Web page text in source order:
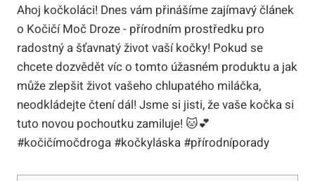
Ahoj kočkoláci! Dnes ⁤vám‍ přinášíme zajímavý ‌článek
o ⁢Kočičí ⁢Moč Droze ‌- přírodním prostředku pro
radostný a šťavnatý život⁢ vaší kočky! ⁣Pokud se
chcete dozvědět víc o tomto úžasném produktu a jak
může zlepšit život vašeho chlupatého miláčka,
‍neodkládejte čtení dál!⁤ Jsme si jisti, že vaše kočka⁣ si
tuto novou pochoutku ‍zamiluje! 🐱💕
#kočičímočdroga #kočkyláska #přírodníporady